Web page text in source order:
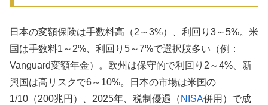
日本の変額保険は手数料高（2～3%）、利回り3～5%。米
国は手数料1～2%、利回り5～7%で選択肢多い（例：
Vanguard変額年金）。欧州は保守的で利回り2～4%、新
興国は高リスクで6～10%。日本の市場は米国の
1/10（200兆円）、2025年、税制優遇（ NISA併用）で成